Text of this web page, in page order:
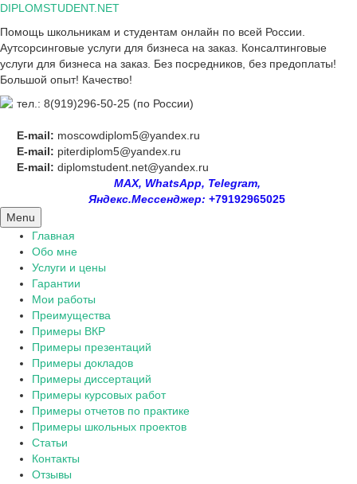
Skip
content
DIPLOMSTUDENT.NET
Помощь школьникам и студентам онлайн по всей России.
Аутсорсинговые услуги для бизнеса на заказ. Консалтинговые
услуги для бизнеса на заказ. Без посредников, без предоплаты!
Большой опыт! Качество!
тел.: 8(919)296-50-25 (по России)
E-mail: moscowdiplom5@yandex.ru
E-mail: piterdiplom5@yandex.ru
E-mail: diplomstudent.net@yandex.ru
MAX, WhatsApp, Telegram,
Яндекс.Мессенджер: +79192965025
Menu
Главная
Обо мне
Услуги и цены
Гарантии
Мои работы
Преимущества
Примеры ВКР
Примеры презентаций
Примеры докладов
Примеры диссертаций
Примеры курсовых работ
Примеры отчетов по практике
Примеры школьных проектов
Статьи
Контакты
Отзывы